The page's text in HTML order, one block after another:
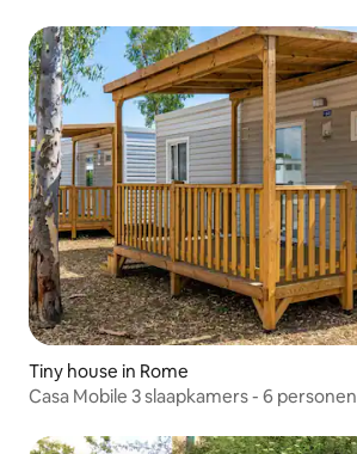
Tiny house in Rome
Casa Mobile 3 slaapkamers - 6 personen